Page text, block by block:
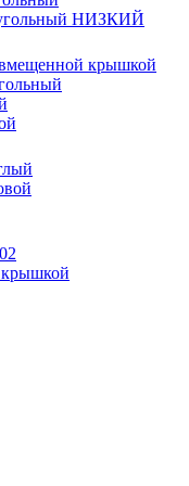
НИЗКИЙ
крышкой
крышкой